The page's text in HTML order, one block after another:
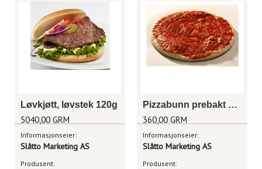
Løvkjøtt, løvstek 120g
5040,00 GRM
Informasjonseier:
Slåtto Marketing AS
Produsent:
Pizzabunn prebakt m/saus 30cm
360,00 GRM
Informasjonseier:
Slåtto Marketing AS
Produsent: